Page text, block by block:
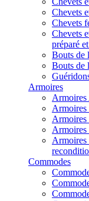
Chevets
Chevets
Chevets
préparé
Bouts
Bouts
Armoires
Commodes